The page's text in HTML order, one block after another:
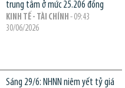
trung tâm ở mức 25.206 đồng
KINH TẾ - TÀI CHÍNH - 09:43
30/06/2026
Sáng 29/6: NHNN niêm yết tỷ giá